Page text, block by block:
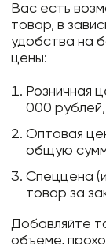
Вас есть
товар, в
удобства на
цены:
Розничная
000
Оптовая
общую
Спеццена
товар за
Добавляйте
объеме,